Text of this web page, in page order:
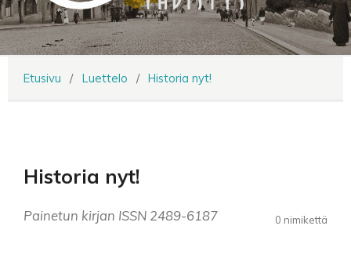
Etusivu / Luettelo / Historia nyt!
Historia nyt!
0 nimikettä
Painetun kirjan ISSN 2489-6187